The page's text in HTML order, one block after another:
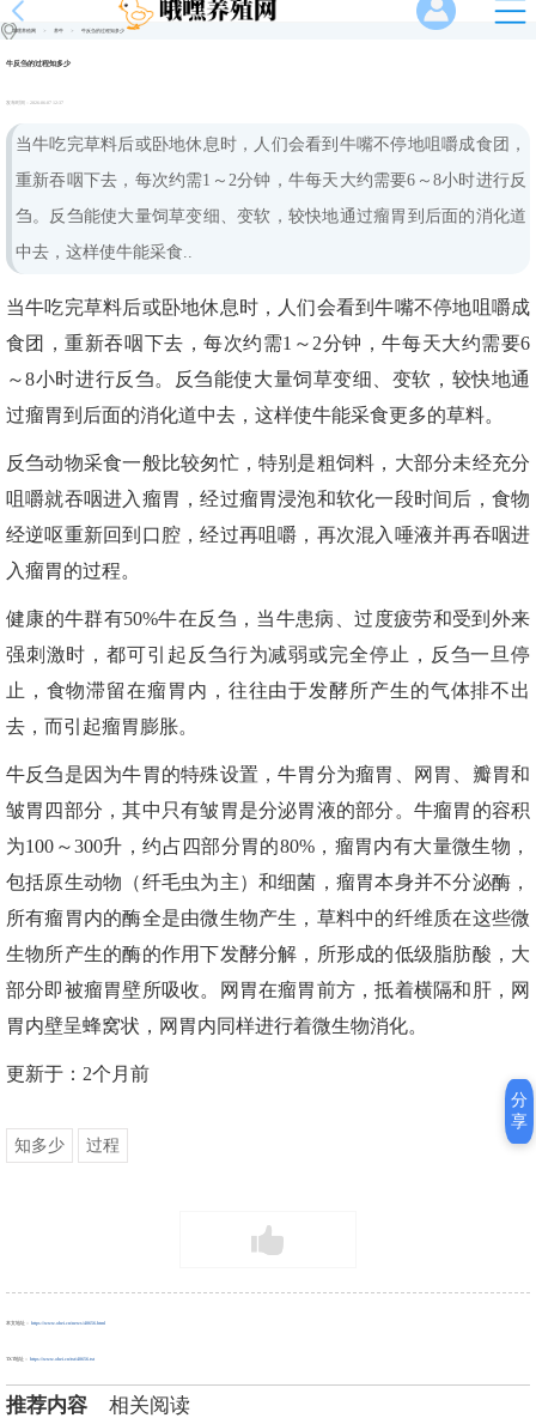
哦嘿养殖网 > 养牛 > 牛反刍的过程知多少
牛反刍的过程知多少
发布时间： 2026-06-07 12:37
当牛吃完草料后或卧地休息时，人们会看到牛嘴不停地咀嚼成食团，
重新吞咽下去，每次约需1～2分钟，牛每天大约需要6～8小时进行反
刍。反刍能使大量饲草变细、变软，较快地通过瘤胃到后面的消化道
中去，这样使牛能采食..
当牛吃完草料后或卧地休息时，人们会看到牛嘴不停地咀嚼成
食团，重新吞咽下去，每次约需1～2分钟，牛每天大约需要6
～8小时进行反刍。反刍能使大量饲草变细、变软，较快地通
过瘤胃到后面的消化道中去，这样使牛能采食更多的草料。
反刍动物采食一般比较匆忙，特别是粗饲料，大部分未经充分
咀嚼就吞咽进入瘤胃，经过瘤胃浸泡和软化一段时间后，食物
经逆呕重新回到口腔，经过再咀嚼，再次混入唾液并再吞咽进
入瘤胃的过程。
健康的牛群有50%牛在反刍，当牛患病、过度疲劳和受到外来
强刺激时，都可引起反刍行为减弱或完全停止，反刍一旦停
止，食物滞留在瘤胃内，往往由于发酵所产生的气体排不出
去，而引起瘤胃膨胀。
牛反刍是因为牛胃的特殊设置，牛胃分为瘤胃、网胃、瓣胃和
皱胃四部分，其中只有皱胃是分泌胃液的部分。牛瘤胃的容积
为100～300升，约占四部分胃的80%，瘤胃内有大量微生物，
包括原生动物（纤毛虫为主）和细菌，瘤胃本身并不分泌酶，
所有瘤胃内的酶全是由微生物产生，草料中的纤维质在这些微
生物所产生的酶的作用下发酵分解，所形成的低级脂肪酸，大
部分即被瘤胃壁所吸收。网胃在瘤胃前方，抵着横隔和肝，网
胃内壁呈蜂窝状，网胃内同样进行着微生物消化。
更新于：2个月前
知多少 过程
本文地址： https://www.ohei.cn/news/40656.html
TXT地址： https://www.ohei.cn/txt/40656.txt
推荐内容 相关阅读
分
享